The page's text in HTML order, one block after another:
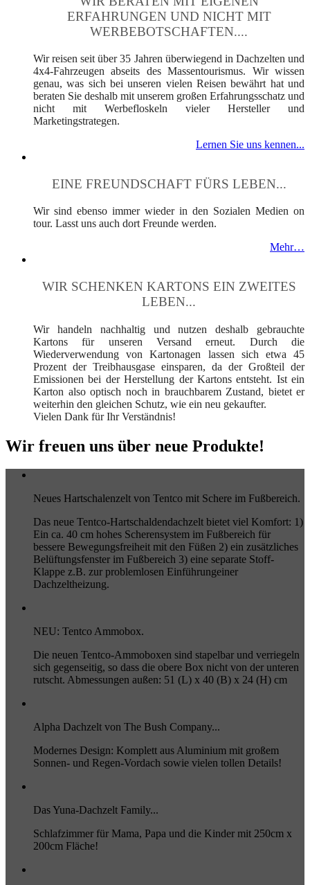
ERFAHRUNGEN UND NICHT MIT
WERBEBOTSCHAFTEN....
Wir reisen seit über 35 Jahren überwiegend in Dachzelten und
4x4-Fahrzeugen abseits des Massentourismus. Wir wissen
genau, was sich bei unseren vielen Reisen bewährt hat und
beraten Sie deshalb mit unserem großen Erfahrungsschatz und
nicht mit Werbefloskeln vieler Hersteller und
Marketingstrategen.
Lernen Sie uns kennen...
EINE FREUNDSCHAFT FÜRS LEBEN...
Wir sind ebenso immer wieder in den Sozialen Medien on
tour. Lasst uns auch dort Freunde werden.
Mehr…
WIR SCHENKEN KARTONS EIN ZWEITES
LEBEN...
Wir handeln nachhaltig und nutzen deshalb gebrauchte
Kartons für unseren Versand erneut. Durch die
Wiederverwendung von Kartonagen lassen sich etwa 45
Prozent der Treibhausgase einsparen, da der Großteil der
Emissionen bei der Herstellung der Kartons entsteht. Ist ein
Karton also optisch noch in brauchbarem Zustand, bietet er
weiterhin den gleichen Schutz, wie ein neu gekaufter.
Vielen Dank für Ihr Verständnis!
Wir freuen uns über neue Produkte!
Neues Hartschalenzelt von Tentco mit Schere im Fußbereich.
Das neue Tentco-Hartschaldendachzelt bietet viel Komfort: 1)
Ein ca. 40 cm hohes Scherensystem im Fußbereich für
bessere Bewegungsfreiheit mit den Füßen 2) ein zusätzliches
Belüftungsfenster im Fußbereich 3) eine separate Stoff-
Klappe z.B. zur problemlosen Einführungeiner
Dachzeltheizung.
NEU: Tentco Ammobox.
Die neuen Tentco-Ammoboxen sind stapelbar und verriegeln
sich gegenseitig, so dass die obere Box nicht von der unteren
rutscht. Abmessungen außen: 51 (L) x 40 (B) x 24 (H) cm
Alpha Dachzelt von The Bush Company...
Modernes Design: Komplett aus Aluminium mit großem
Sonnen- und Regen-Vordach sowie vielen tollen Details!
Das Yuna-Dachzelt Family...
Schlafzimmer für Mama, Papa und die Kinder mit 250cm x
200cm Fläche!